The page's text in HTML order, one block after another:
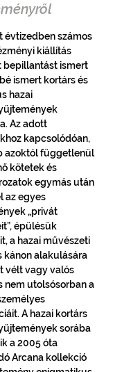
évtizedben számos
kiállítás
bepillantást ismert
ismert kortárs és
hazai
Az adott
kapcsolódóan,
azoktól függetlenül
kötetek és
egymás után
az egyes
„privát
épülésük
a hazai művészeti
kánon alakulására
vélt vagy valós
nem utolsósorban a
A hazai kortárs
sorába
a 2005 óta
Arcana kollekció